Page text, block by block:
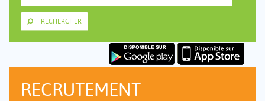
RECHERCHER
RECRUTEMENT